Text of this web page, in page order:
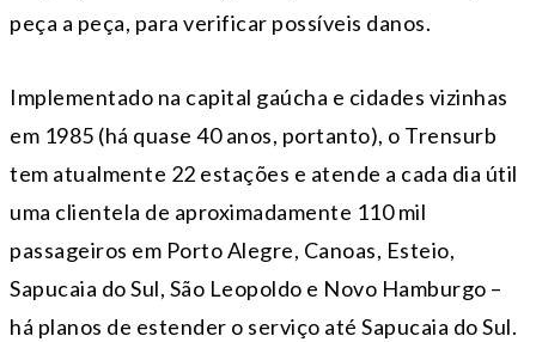
peça a peça, para verificar possíveis danos.
Implementado na capital gaúcha e cidades vizinhas
em 1985 (há quase 40 anos, portanto), o Trensurb
tem atualmente 22 estações e atende a cada dia útil
uma clientela de aproximadamente 110 mil
passageiros em Porto Alegre, Canoas, Esteio,
Sapucaia do Sul, São Leopoldo e Novo Hamburgo –
há planos de estender o serviço até Sapucaia do Sul.